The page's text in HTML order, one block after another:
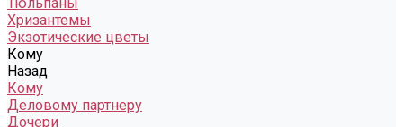
Хризантемы
Экзотические цветы
Кому
Назад
Кому
Деловому партнеру
Дочери